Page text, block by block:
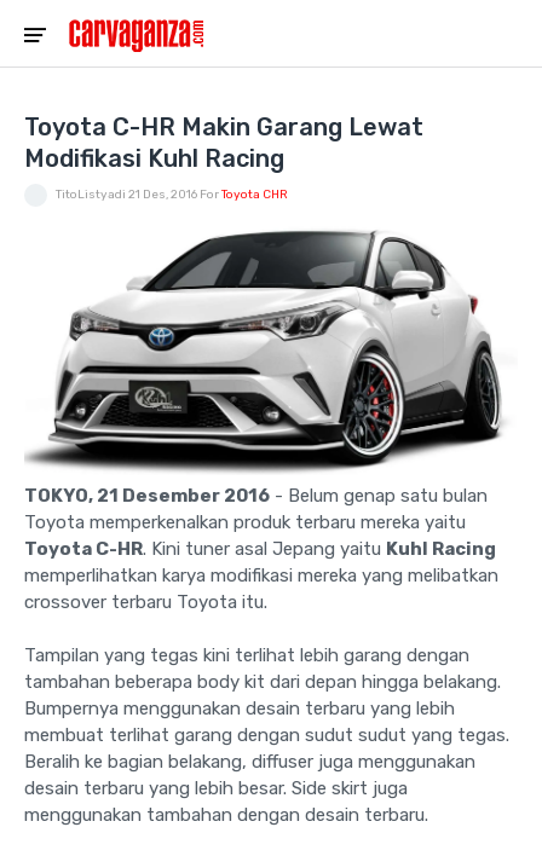
Toyota C-HR Makin Garang Lewat
Modifikasi Kuhl Racing
TitoListyadi 21 Des, 2016 ForToyota CHR
TOKYO, 21 Desember 2016 - Belum genap satu bulan
Toyota memperkenalkan produk terbaru mereka yaitu
Toyota C-HR. Kini tuner asal Jepang yaitu Kuhl Racing
memperlihatkan karya modifikasi mereka yang melibatkan
crossover terbaru Toyota itu.
Tampilan yang tegas kini terlihat lebih garang dengan
tambahan beberapa body kit dari depan hingga belakang.
Bumpernya menggunakan desain terbaru yang lebih
membuat terlihat garang dengan sudut sudut yang tegas.
Beralih ke bagian belakang, diffuser juga menggunakan
desain terbaru yang lebih besar. Side skirt juga
menggunakan tambahan dengan desain terbaru.